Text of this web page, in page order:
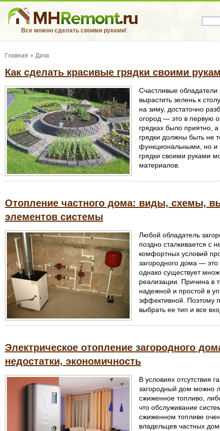
Все можно сделать своими руками!
Главная Дача
Как сделать красивые грядки своими
Счастливые обладатели
вырастить зелень к
на зиму, достаточно
огород — это в первую
грядках было приятно,
грядки должны быть не
функциональными, но и
грядки своими руками
материалов.
Отопление частного дома: виды, схемы,
элементов системы
Любой обладатель
поздно сталкивается с
комфортных условий
загородного дома — это
однако существует
реализации. Причина в
надежной и простой в
эффективной. Поэтому
выбрать ее тип и все
Электрическое отопление загородного
недостатки, экономичность
В условиях отсутствия
загородный дом можно
сжиженное топливо,
что обслуживание
сжиженном топливе
владельцев частных